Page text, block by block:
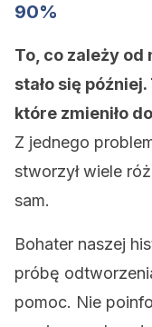
90%
To, co zależy
stało się
które zmieniło
Z jednego
stworzył wiele
sam.
Bohater naszej
próbę
pomoc. Nie